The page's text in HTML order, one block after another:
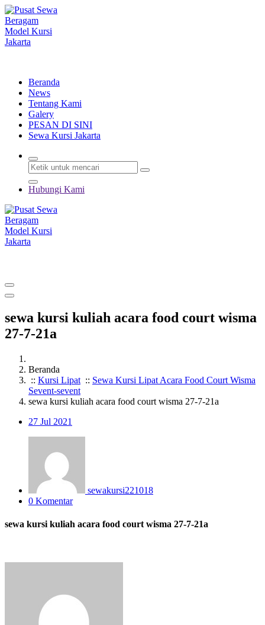
Lewati
ke
konten
Beranda
News
Tentang Kami
Galery
PESAN DI SINI
Sewa Kursi Jakarta
Hubungi Kami
sewa kursi kuliah acara food court wisma
27-7-21a
Beranda
:: Kursi Lipat :: Sewa Kursi Lipat Acara Food Court Wisma
Sevent-sevent
sewa kursi kuliah acara food court wisma 27-7-21a
27 Jul 2021
sewakursi221018
0 Komentar
sewa kursi kuliah acara food court wisma 27-7-21a